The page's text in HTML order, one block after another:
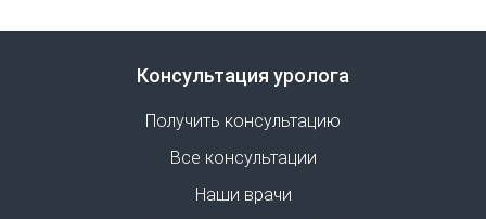
Консультация уролога
Получить консультацию
Все консультации
Наши врачи